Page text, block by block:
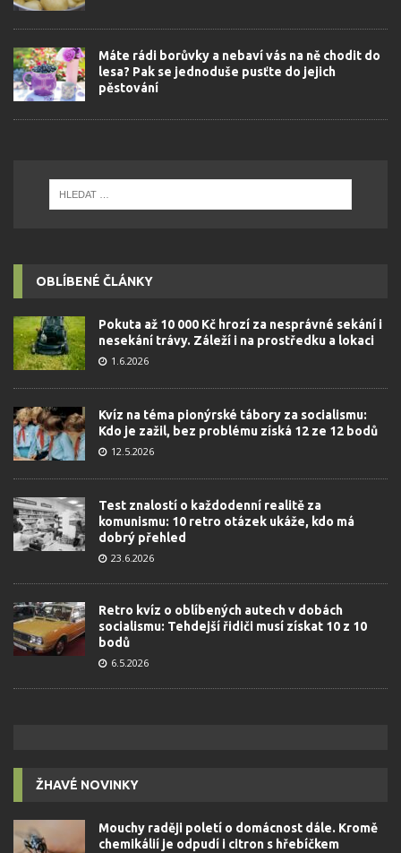
Máte rádi borůvky a nebaví vás na ně chodit do
lesa? Pak se jednoduše pusťte do jejich
pěstování
OBLÍBENÉ ČLÁNKY
Pokuta až 10 000 Kč hrozí za nesprávné sekání i
nesekání trávy. Záleží i na prostředku a lokaci
1.6.2026
Kvíz na téma pionýrské tábory za socialismu:
Kdo je zažil, bez problému získá 12 ze 12 bodů
12.5.2026
Test znalostí o každodenní realitě za
komunismu: 10 retro otázek ukáže, kdo má
dobrý přehled
23.6.2026
Retro kvíz o oblíbených autech v dobách
socialismu: Tehdejší řidiči musí získat 10 z 10
bodů
6.5.2026
ŽHAVÉ NOVINKY
Mouchy raději poletí o domácnost dále. Kromě
chemikálií je odpudí i citron s hřebíčkem